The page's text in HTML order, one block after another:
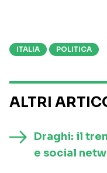
ITALIA POLITICA
ALTRI
Draghi: il
e social